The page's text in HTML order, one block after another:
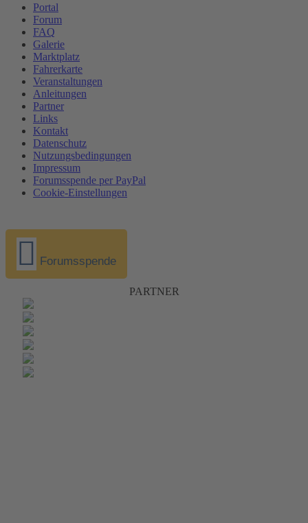
Portal
Forum
FAQ
Galerie
Marktplatz
Fahrerkarte
Veranstaltungen
Anleitungen
Partner
Links
Kontakt
Datenschutz
Nutzungsbedingungen
Impressum
Forumsspende per PayPal
Cookie-Einstellungen
Forumsspende
PARTNER